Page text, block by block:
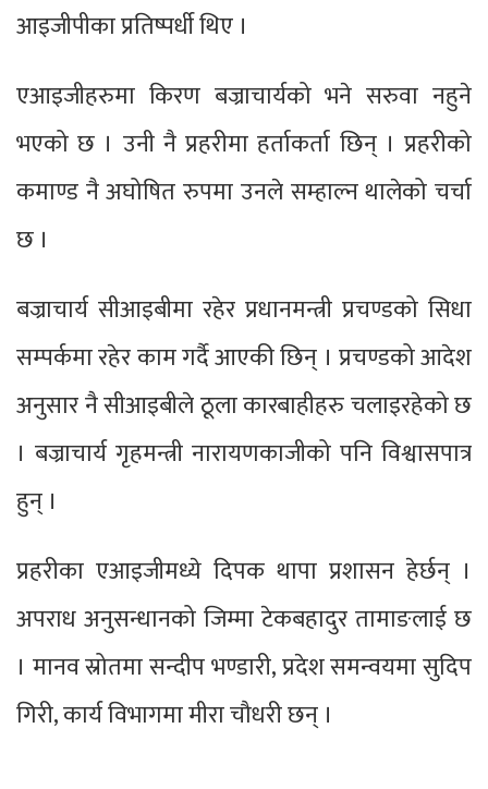
आइजीपीका प्रतिष्पर्धी थिए ।
एआइजीहरुमा किरण बज्राचार्यको भने सरुवा नहुने
भएको छ । उनी नै प्रहरीमा हर्ताकर्ता छिन् । प्रहरीको
कमाण्ड नै अघोषित रुपमा उनले सम्हाल्न थालेको चर्चा
छ ।
बज्राचार्य सीआइबीमा रहेर प्रधानमन्त्री प्रचण्डको सिधा
सम्पर्कमा रहेर काम गर्दै आएकी छिन् । प्रचण्डको आदेश
अनुसार नै सीआइबीले ठूला कारबाहीहरु चलाइरहेको छ
। बज्राचार्य गृहमन्त्री नारायणकाजीको पनि विश्वासपात्र
हुन् ।
प्रहरीका एआइजीमध्ये दिपक थापा प्रशासन हेर्छन् ।
अपराध अनुसन्धानको जिम्मा टेकबहादुर तामाङलाई छ
। मानव स्रोतमा सन्दीप भण्डारी, प्रदेश समन्वयमा सुदिप
गिरी, कार्य विभागमा मीरा चौधरी छन् ।